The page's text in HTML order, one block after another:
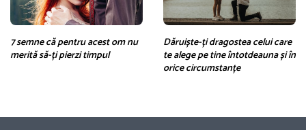
7 semne că pentru acest om nu
merită să-ți pierzi timpul
Dăruiște-ți dragostea celui care
te alege pe tine întotdeauna și în
orice circumstanțe